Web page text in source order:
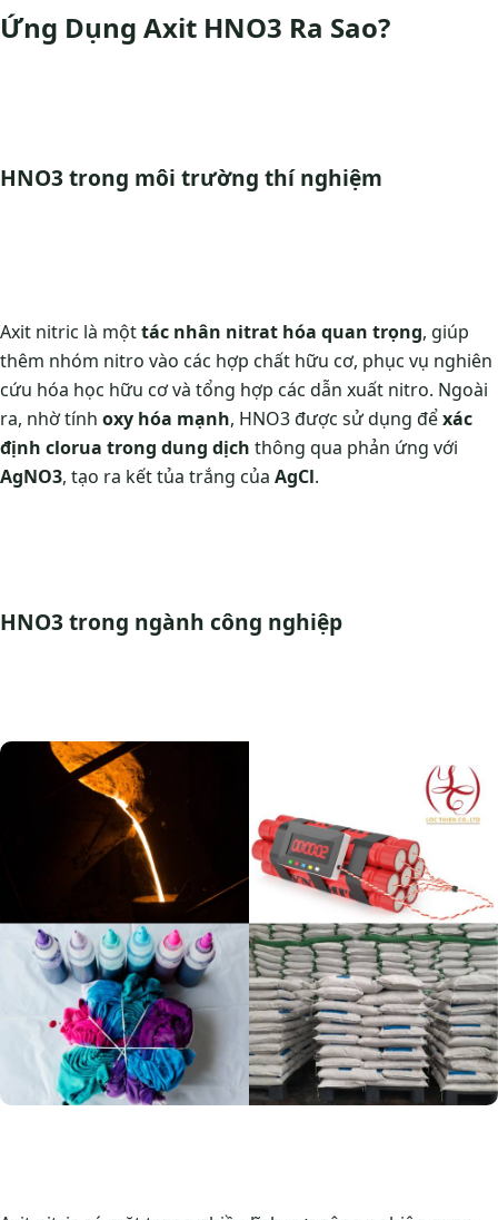
Ứng Dụng Axit HNO3 Ra Sao?
HNO3 trong môi trường thí nghiệm
Axit nitric là mộttác nhân nitrat hóa quan trọng, giúp
thêm nhóm nitro vào các hợp chất hữu cơ, phục vụ nghiên
cứu hóa học hữu cơ và tổng hợp các dẫn xuất nitro. Ngoài
ra, nhờ tính oxy hóa mạnh, HNO3 được sử dụng đểxác
định clorua trong dung dịch thông qua phản ứng với
AgNO3, tạo ra kết tủa trắng của AgCl.
HNO3 trong ngành công nghiệp